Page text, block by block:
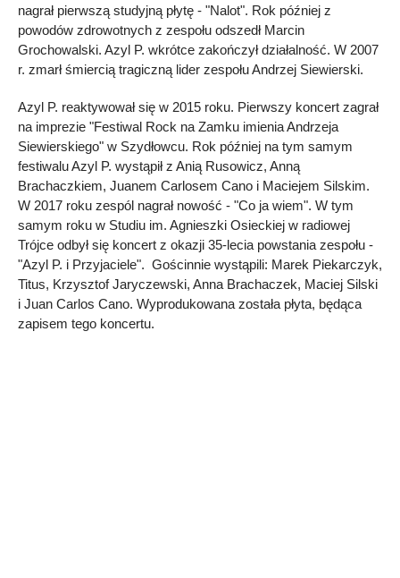
nagrał pierwszą studyjną płytę - "Nalot". Rok później z
powodów zdrowotnych z zespołu odszedł Marcin
Grochowalski. Azyl P. wkrótce zakończył działalność. W 2007
r. zmarł śmiercią tragiczną lider zespołu Andrzej Siewierski.
Azyl P. reaktywował się w 2015 roku. Pierwszy koncert zagrał
na imprezie "Festiwal Rock na Zamku imienia Andrzeja
Siewierskiego" w Szydłowcu. Rok później na tym samym
festiwalu Azyl P. wystąpił z Anią Rusowicz, Anną
Brachaczkiem, Juanem Carlosem Cano i Maciejem Silskim.
W 2017 roku zespól nagrał nowość - "Co ja wiem". W tym
samym roku w Studiu im. Agnieszki Osieckiej w radiowej
Trójce odbył się koncert z okazji 35-lecia powstania zespołu -
"Azyl P. i Przyjaciele". Gościnnie wystąpili: Marek Piekarczyk,
Titus, Krzysztof Jaryczewski, Anna Brachaczek, Maciej Silski
i Juan Carlos Cano. Wyprodukowana została płyta, będąca
zapisem tego koncertu.